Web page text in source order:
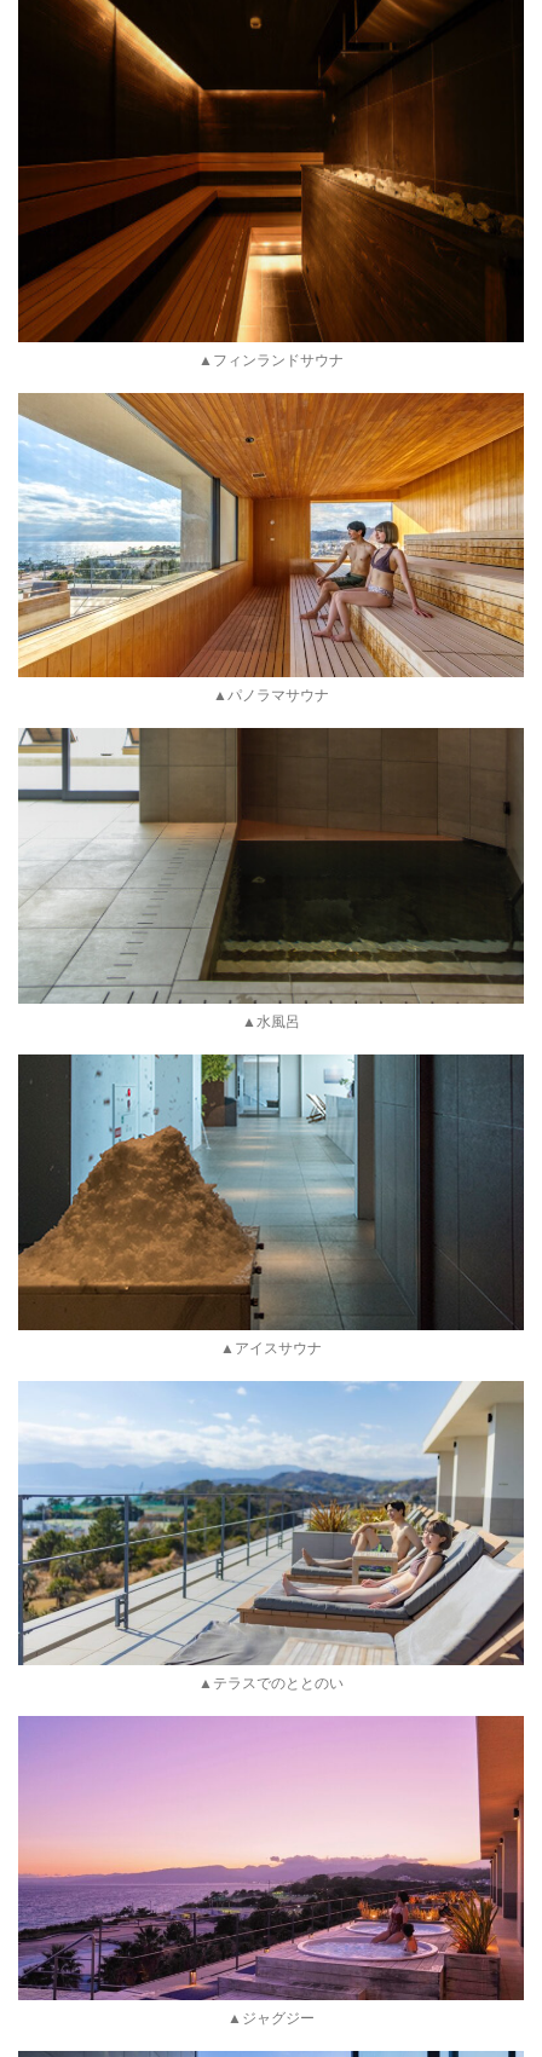
▲フィンランドサウナ
▲パノラマサウナ
▲水風呂
▲アイスサウナ
▲テラスでのととのい
▲ジャグジー